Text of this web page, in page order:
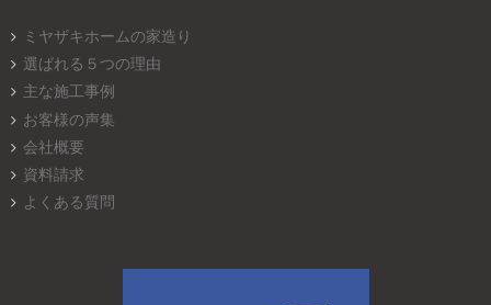
ミヤザキホームの家造り
選ばれる５つの理由
主な施工事例
お客様の声集
会社概要
資料請求
よくある質問